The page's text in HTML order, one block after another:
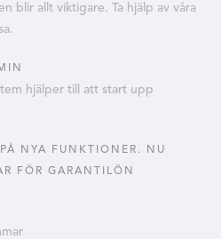
blir allt viktigare. Ta hjälp av våra
hjälper till att start upp
NYA FUNKTIONER. NU
FÖR GARANTILÖN